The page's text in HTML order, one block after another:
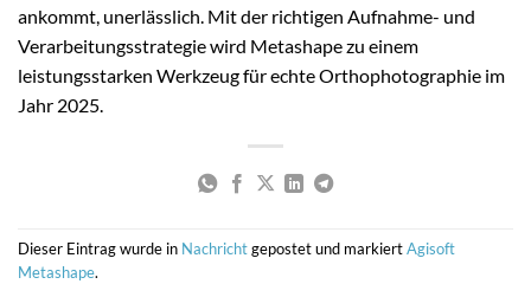
ankommt, unerlässlich. Mit der richtigen Aufnahme- und
Verarbeitungsstrategie wird Metashape zu einem
leistungsstarken Werkzeug für echte Orthophotographie im
Jahr 2025.
Dieser Eintrag wurde in Nachrichtgepostet und markiertAgisoft
Metashape.